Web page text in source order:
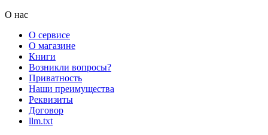
О нас
О сервисе
О магазине
Книги
Возникли вопросы?
Приватность
Наши преимущества
Реквизиты
Договор
llm.txt